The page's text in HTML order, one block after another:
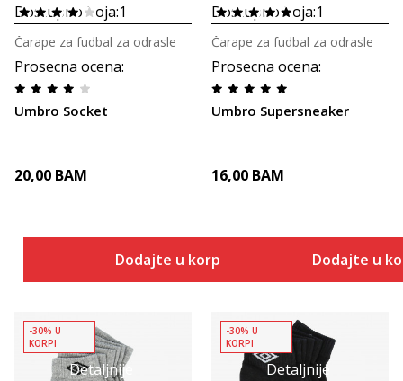
Dostupno boja:1
Prosecna ocena:
Umbro Socket
Čarape za fudbal za odrasle
20,00 BAM
Dodajte u korpu
Dostupno boja:1
Prosecna ocena:
Umbro Supersneaker
Čarape za fudbal za odrasle
16,00 BAM
Dodajte u
Detaljnije
-30% U
KORPI
Detaljnije
-30% U
KORPI